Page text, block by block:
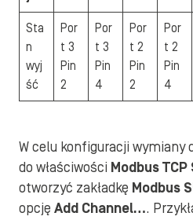
Sta
n
wyj
ść
Por
t 3
Pin
2
Por
t 3
Pin
4
Por
t 2
Pin
2
Por
t 2
Pin
4
W celu konfiguracji wymiany
do właściwości Modbus TCP
otworzyć zakładkę Modbus
opcję Add Channel….